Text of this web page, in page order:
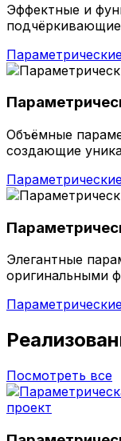
Эффектные и
Объёмные
создающие
Элегантные
оригинальными
Посмотреть все